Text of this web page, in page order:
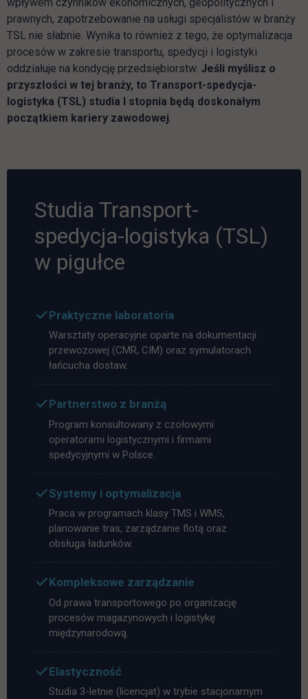
prawnych, zapotrzebowanie na usługi specjalistów w branży
TSL nie słabnie. Wynika to również z tego, że optymalizacja
procesów w zakresie transportu, spedycji i logistyki
oddziałuje na kondycję przedsiębiorstw. Jeśli myślisz o
przyszłości w tej branży, to Transport-spedycja-
logistyka (TSL) studia I stopnia będą doskonałym
początkiem kariery zawodowej.
Studia Transport-
spedycja-logistyka (TSL)
w pigułce
Praktyczne laboratoria
Warsztaty operacyjne oparte na dokumentacji
przewozowej (CMR, CIM) oraz symulatorach
łańcucha dostaw.
Partnerstwo z branżą
Program konsultowany z czołowymi
operatorami logistycznymi i firmami
spedycyjnymi w Polsce.
Systemy i optymalizacja
Praca w programach klasy TMS i WMS,
planowanie tras, zarządzanie flotą oraz
obsługa ładunków.
Kompleksowe zarządzanie
Od prawa transportowego po organizację
procesów magazynowych i logistykę
międzynarodową.
Elastyczność
Studia 3-letnie (licencjat) w trybie stacjonarnym